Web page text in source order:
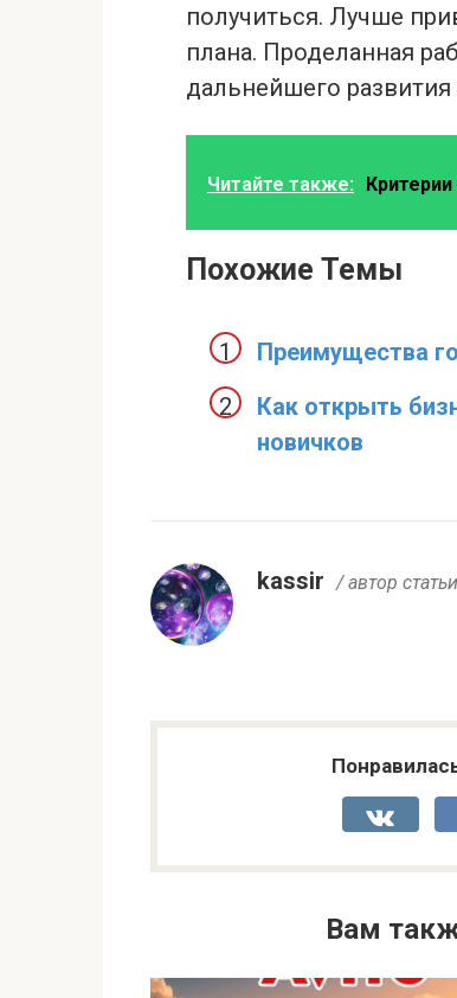
получиться. Лучше
плана. Проделанная
дальнейшего
Читайте также:
Похожие Темы
Преимущества
Как открыть
новичков
kassir / автор статьи
Вам